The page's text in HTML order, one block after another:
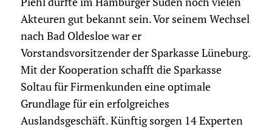
Akteuren gut bekannt sein. Vor seinem Wechsel
nach Bad Oldesloe war er
Vorstandsvorsitzender der Sparkasse Lüneburg.
Mit der Kooperation schafft die Sparkasse
Soltau für Firmenkunden eine optimale
Grundlage für ein erfolgreiches
Auslandsgeschäft. Künftig sorgen 14 Experten